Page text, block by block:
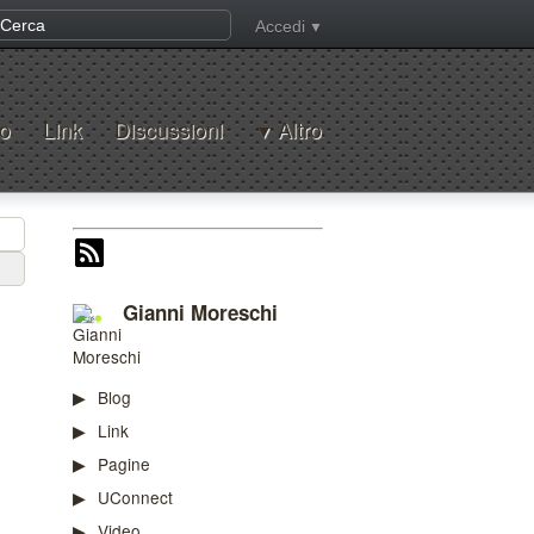
Accedi
Link Discussioni Altro
Gianni Moreschi
Blog
Link
Pagine
UConnect